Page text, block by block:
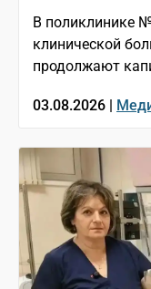
В поликлинике
клинической
продолжают
03.08.2026 |